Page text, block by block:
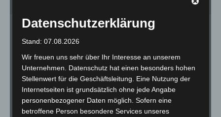
Datenschutzerklärung
Stand: 07.08.2026
Wir freuen uns sehr über Ihr Interesse an unserem
Unternehmen. Datenschutz hat einen besonders hohen
Stellenwert für die Geschäftsleitung. Eine Nutzung der
Internetseiten ist grundsätzlich ohne jede Angabe
personenbezogener Daten möglich. Sofern eine
betroffene Person besondere Services unseres